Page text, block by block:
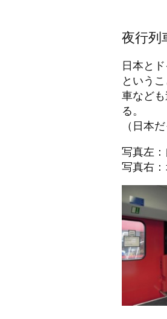
夜行列
日本と
という
車など
る。
（日本
写真左：
写真右